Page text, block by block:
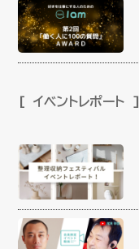
イベントレポート